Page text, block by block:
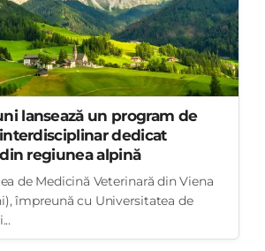
lansează un program de
dedicat
regiunea alpină
de Medicină Veterinară din Viena
împreună cu Universitatea de